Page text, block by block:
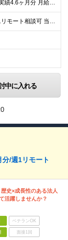
★想定年収約600万円 ★賞与実績4.6ヶ月分 月給30万～39万円 ※経験・スキル等を考慮のうえ決定します ※残業代は全額支給します（実働7h超過分） ※試用期間3ヶ月あり（期間中の待遇などに差異
★「京橋駅」徒歩2分！ ★週1リモート相談可 当法人の東京本部にてご勤務いただきます。 ≪東京本部≫ 東京都中央区京橋3－3－11 VORT京橋6階 ※上記を除く変更はなし
中に入れる
分/週1リモート
史×成長性のある法人
活躍しませんか？
ベテランOK
面接1回